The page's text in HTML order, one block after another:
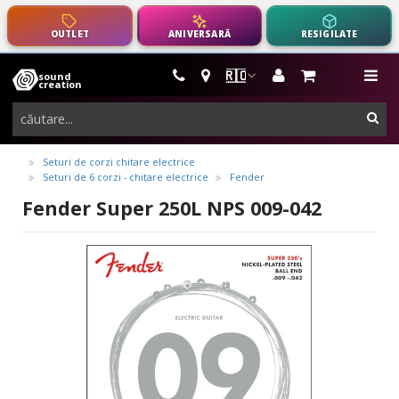
OUTLET ANIVERSARĂ RESIGILATE
🇷🇴
sound
creation
instrumente
muzicale,
echipamente
pro-
audio
Seturi de corzi chitare electrice
Seturi de 6 corzi - chitare electrice
Fender
Fender Super 250L NPS 009-042